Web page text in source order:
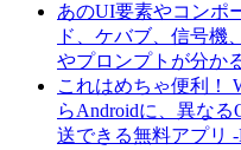
あのUI要素やコンポ
ド、ケバブ、信号機
やプロンプトが分か
これはめちゃ便利！
らAndroidに、異な
送できる無料アプリ -